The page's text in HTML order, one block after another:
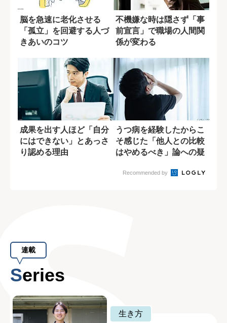
脳を急速に老化させる
「孤立」を回避する人づ
きあいのコツ
不機嫌な時は隠さず「事
前宣言」で職場の人間関
係が変わる
成果を出す人ほど「自分
にはできない」とあっさ
り認める理由
うつ病を経験したからこ
そ感じた「他人との比較
はやめるべき」論への疑
Recommended by
連載
Series
生き方